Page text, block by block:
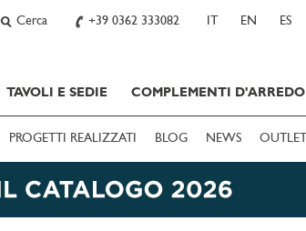
Cerca +39 0362 333082 IT EN ES
TAVOLI E SEDIE COMPLEMENTI D'ARREDO
PROGETTI REALIZZATI BLOG NEWS OUTLET